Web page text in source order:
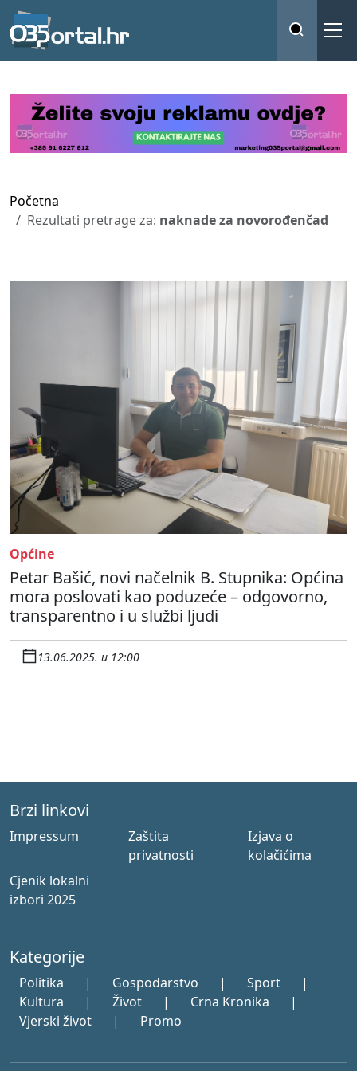
Početna
Rezultati pretrage za: naknade za novorođenčad
Općine
Petar Bašić, novi načelnik B. Stupnika: Općina
mora poslovati kao poduzeće – odgovorno,
transparentno i u službi ljudi
13.06.2025. u 12:00
Brzi linkovi
Impressum
Zaštita
privatnosti
Izjava o
kolačićima
Cjenik lokalni
izbori 2025
Kategorije
Politika | Gospodarstvo | Sport
|
Kultura
| Život | Crna Kronika
|
Vjerski život
| Promo